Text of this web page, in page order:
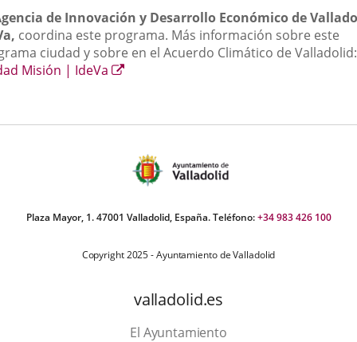
de Innovación y Desarrollo Económico de
coordina este programa. Más información sobre este
ciudad y sobre en el Acuerdo Climático de Valladolid:
Misión | IdeVa
Enlace
aplicación
Plaza Mayor, 1. 47001 Valladolid, España. Teléfono:+34 983 426 100
Copyright 2025 - Ayuntamiento de Valladolid
valladolid.es
El Ayuntamiento